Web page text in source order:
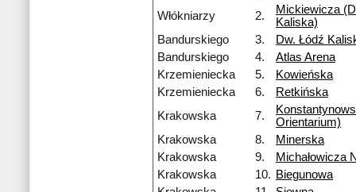
Włókniarzy
2.
Mickiewicza
Kaliska)
Bandurskiego
3.
Dw. Łódź
Bandurskiego
4.
Atlas Arena
Krzemieniecka
5.
Kowieńska
Krzemieniecka
6.
Retkińska
Krakowska
7.
Orientarium)
Krakowska
8.
Minerska
Krakowska
9.
Michałowicza
Krakowska
10. Biegunowa